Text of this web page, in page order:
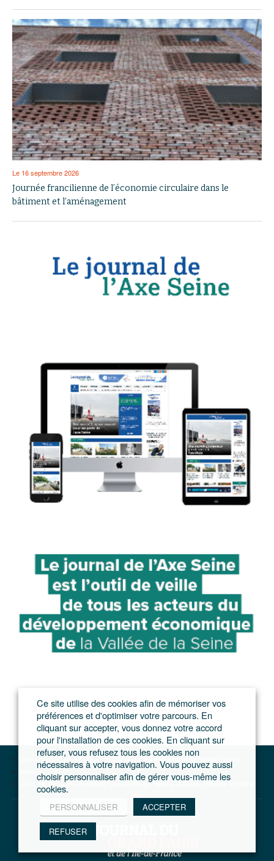
Le 16 septembre 2026
Journée francilienne de l’économie circulaire dans le
bâtiment et l’aménagement
Le journal du Grand Paris – L'actualité du développement de l'Ile-de-France
Le Grand Paris des écrivains : quand l’image répond au texte, l’histoire à l’intime
Ce site utilise des cookies afin de mémoriser vos
préférences et d'optimiser votre parcours. En
cliquant sur accepter, vous donnez votre accord
pour l'installation de ces cookies. En cliquant sur
refuser, vous refusez tous les cookies non
nécessaires à votre navigation. Vous pouvez aussi
choisir personnaliser afin de gérer vous-même les
cookies.
PERSONNALISER ACCEPTER
REFUSER